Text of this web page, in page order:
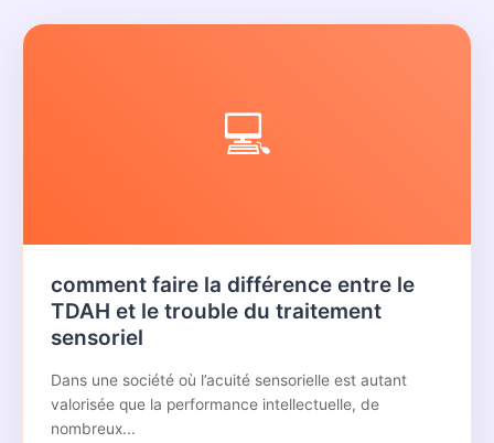
💻
comment faire la différence entre le
TDAH et le trouble du traitement
sensoriel
Dans une société où l’acuité sensorielle est autant
valorisée que la performance intellectuelle, de
nombreux...